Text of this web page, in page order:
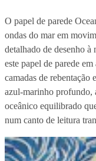
O papel de parede
ondas do mar em
detalhado de desenho à
este papel de parede
camadas de rebentação
azul-marinho profundo,
oceânico equilibrado
num canto de leitura